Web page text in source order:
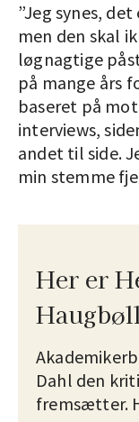
”Jeg synes,
men den skal
løgnagtige
på mange års
baseret på
interviews,
andet til side.
min stemme
Her er
Dahl den
fremsætter.